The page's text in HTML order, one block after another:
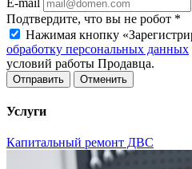
E-mail
Подтвердите, что вы не робот *
Нажимая кнопку
обработку персональных данных
условий работы Продавца.
Отменить
Услуги
Капитальный ремонт ДВС